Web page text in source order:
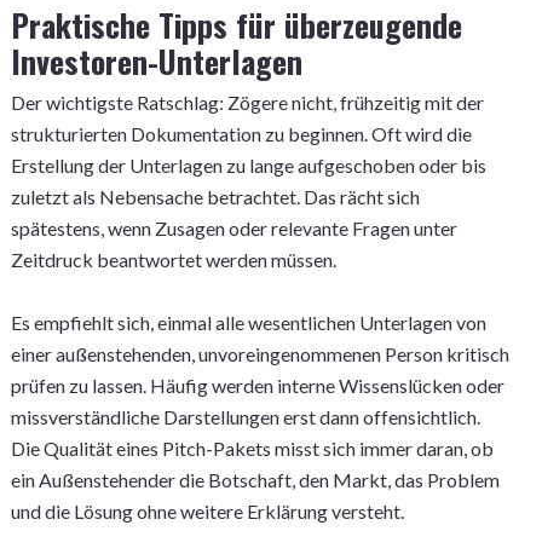
Praktische Tipps für überzeugende
Investoren-Unterlagen
Der wichtigste Ratschlag: Zögere nicht, frühzeitig mit der
strukturierten Dokumentation zu beginnen. Oft wird die
Erstellung der Unterlagen zu lange aufgeschoben oder bis
zuletzt als Nebensache betrachtet. Das rächt sich
spätestens, wenn Zusagen oder relevante Fragen unter
Zeitdruck beantwortet werden müssen.
Es empfiehlt sich, einmal alle wesentlichen Unterlagen von
einer außenstehenden, unvoreingenommenen Person kritisch
prüfen zu lassen. Häufig werden interne Wissenslücken oder
missverständliche Darstellungen erst dann offensichtlich.
Die Qualität eines Pitch-Pakets misst sich immer daran, ob
ein Außenstehender die Botschaft, den Markt, das Problem
und die Lösung ohne weitere Erklärung versteht.